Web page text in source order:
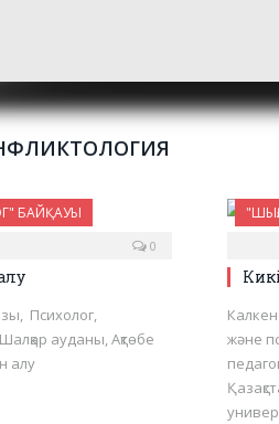
БАЙҚАУЫ
0
Психолог,
ауданы, Ақтөбе
алу
және